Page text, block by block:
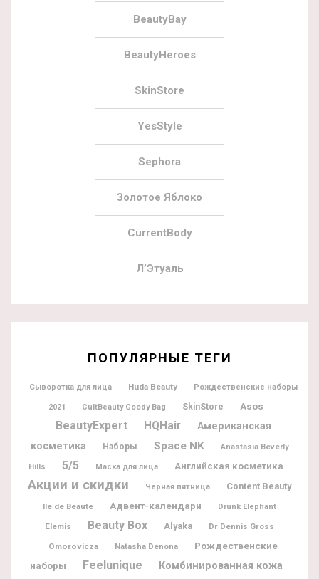
BeautyBay
BeautyHeroes
SkinStore
YesStyle
Sephora
Золотое Яблоко
CurrentBody
Л’Этуаль
ПОПУЛЯРНЫЕ ТЕГИ
Сыворотка для лица Huda Beauty Рождественские наборы
2021 CultBeauty Goody Bag SkinStore Asos
BeautyExpert HQHair
Американская
косметика
Наборы Space NK Anastasia Beverly
Hills 5/5 Маска для лица Английская косметика
Акции и скидки Черная пятница Content Beauty
Ile de Beaute Адвент-календари Drunk Elephant
Elemis Beauty Box Alyaka
Dr Dennis Gross
Omorovicza
Natasha Denona
Рождественские
наборы
Feelunique Комбинированная кожа